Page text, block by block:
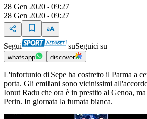
28 Gen 2020 - 09:27
28 Gen 2020 - 09:27
Segui suSeguici su
whatsapp discover
L'infortunio di Sepe ha costretto il Parma a
porta. Gli emiliani sono vicinissimi
Ionut Radu che ora è in prestito al Genoa,
Perin. In giornata la fumata bianca.